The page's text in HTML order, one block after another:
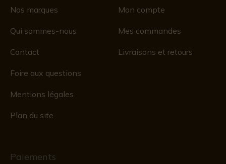
Nos marques
Qui sommes-nous
Contact
Foire aux questions
Mentions légales
Plan du site
Mon compte
Mes commandes
Livraisons et retours
Paiements